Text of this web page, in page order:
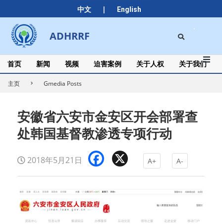
中文 | English
to
content
ADHRRF
Secondary
Navigation
Menu
首页 新闻 视频 迫害案例 关于人权 关于我们
主页 Gmedia Posts
安徽省六安市金安区开会部署查
处韩国基督教渗透专项行动
2018年5月21日 Facebook A+ A-